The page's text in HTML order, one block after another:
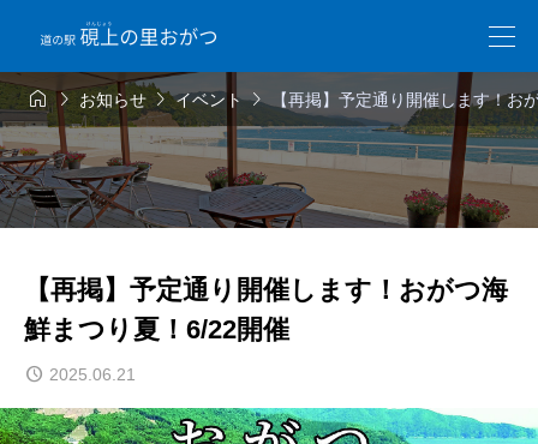
お知らせ イベント 【再掲】予定通り開催します！お
【再掲】予定通り開催します！おがつ海
鮮まつり夏！6/22開催
2025.06.21